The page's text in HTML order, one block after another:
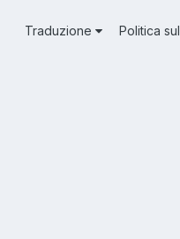
Traduzione Politica